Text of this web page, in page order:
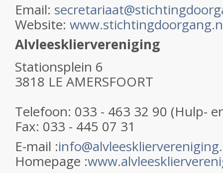
Email:
Website:
Alvleeskliervereniging
Stationsplein 6
3818 LE AMERSFOORT
Telefoon: 033 - 463 32 90 (Hulp-
Fax: 033 - 445 07 31
E-mail :
Homepage :